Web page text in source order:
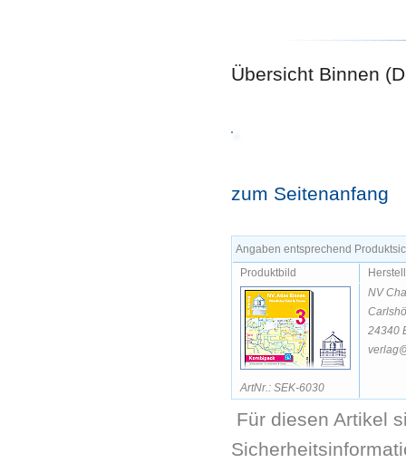
Übersicht Binnen
zum Seitenanfang
Angaben entsprechend
Produktbild
ArtNr.: SEK-6030
NV
24340
Für diesen Artikel